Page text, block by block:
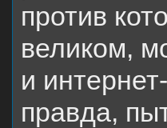
против
великом,
и
правда,